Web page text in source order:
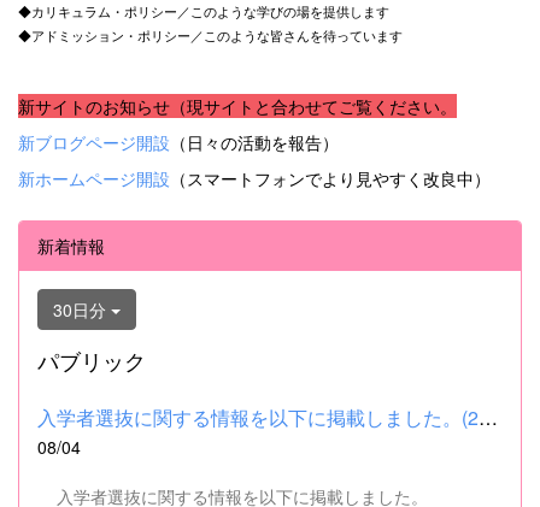
◆カリキュラム・ポリシー／このような学びの場を提供します
◆アドミッション・ポリシー／このような皆さんを待っています
新サイトのお知らせ（現サイトと合わせてご覧ください。
新ブログページ開設 （日々の活動を報告）
新ホームページ開設 （スマートフォンでより見やすく改良中）
新着情報
30日分
パブリック
入学者選抜に関する情報を以下に掲載しました。(2026.8.4) ■令和...
08/04
入学者選抜に関する情報を以下に掲載しました。